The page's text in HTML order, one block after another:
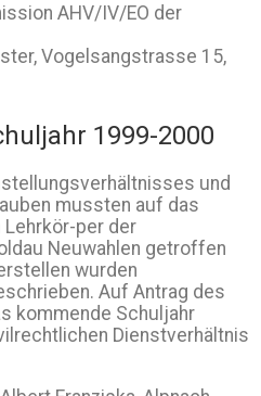
AHV/IV/EO der
Vogelsangstrasse 15,
1999-2000
und
mussten auf das
per der
Neuwahlen getroffen
wurden
Auf Antrag des
kommende Schuljahr
Dienstverhältnis